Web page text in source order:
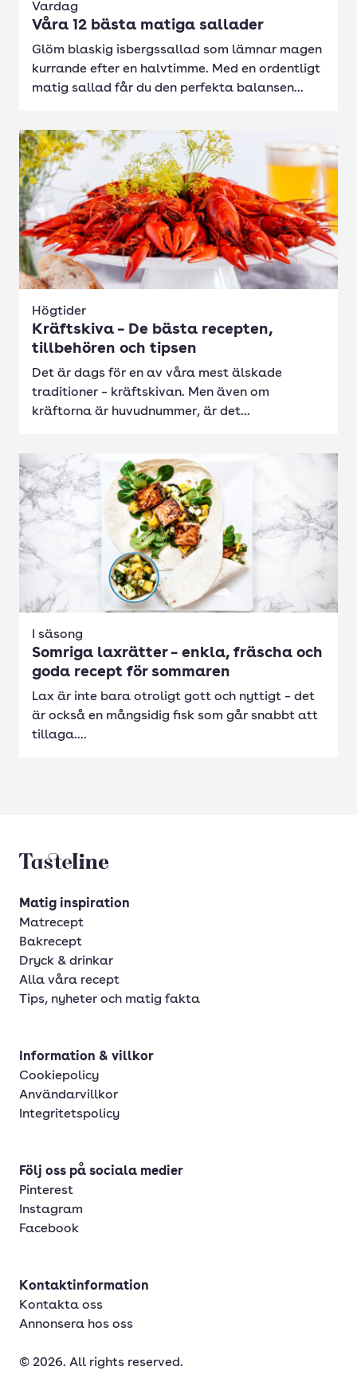
Vardag
Våra 12 bästa matiga sallader
Glöm blaskig isbergssallad som lämnar magen
kurrande efter en halvtimme. Med en ordentligt
matig sallad får du den perfekta balansen...
Högtider
Kräftskiva – De bästa recepten,
tillbehören och tipsen
Det är dags för en av våra mest älskade
traditioner – kräftskivan. Men även om
kräftorna är huvudnummer, är det...
I säsong
Somriga laxrätter – enkla, fräscha och
goda recept för sommaren
Lax är inte bara otroligt gott och nyttigt – det
är också en mångsidig fisk som går snabbt att
tillaga....
Tasteline startsida
Matig inspiration
Matrecept
Bakrecept
Dryck & drinkar
Alla våra recept
Tips, nyheter och matig fakta
Information & villkor
Cookiepolicy
Användarvillkor
Integritetspolicy
Följ oss på sociala medier
Pinterest
Instagram
Facebook
Kontaktinformation
Kontakta oss
Annonsera hos oss
© 2026. All rights reserved.